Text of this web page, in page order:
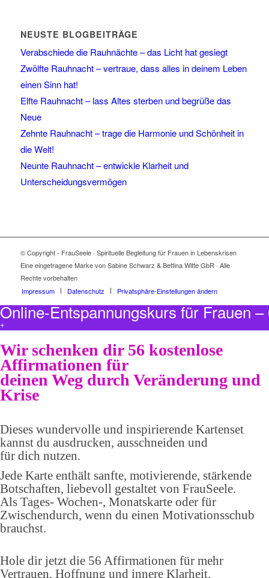
NEUSTE BLOGBEITRÄGE
Verabschiede die Rauhnächte – das Licht hat gesiegt
Zwölfte Rauhnacht – vertraue, dass alles in deinem Leben
einen Sinn hat!
Elfte Rauhnacht – lass Altes sterben und begrüße das
Neue
Zehnte Rauhnacht – trage die Harmonie und Schönheit in
die Welt!
Neunte Rauhnacht – entwickle Klarheit und
Unterscheidungsvermögen
© Copyright - FrauSeele · Spirituelle Begleitung für Frauen in Lebenskrisen
Eine eingetragene Marke von Sabine Schwarz & Bettina Witte GbR · Alle
Rechte vorbehalten
Impressum
Datenschutz Privatsphäre-Einstellungen ändern
Online-Entspannungskurs für Frauen
+
Wir schenken dir 56 kostenlose
Affirmationen für
deinen Weg durch Veränderung und
Krise
Dieses wundervolle und inspirierende Kartenset
kannst du ausdrucken, ausschneiden und
für dich nutzen.
Jede Karte enthält sanfte, motivierende, stärkende
Botschaften, liebevoll gestaltet von FrauSeele.
Als Tages- Wochen-, Monatskarte oder für
Zwischendurch, wenn du einen Motivationsschub
brauchst.
Hole dir jetzt die 56 Affirmationen für mehr
Vertrauen, Hoffnung und innere Klarheit.